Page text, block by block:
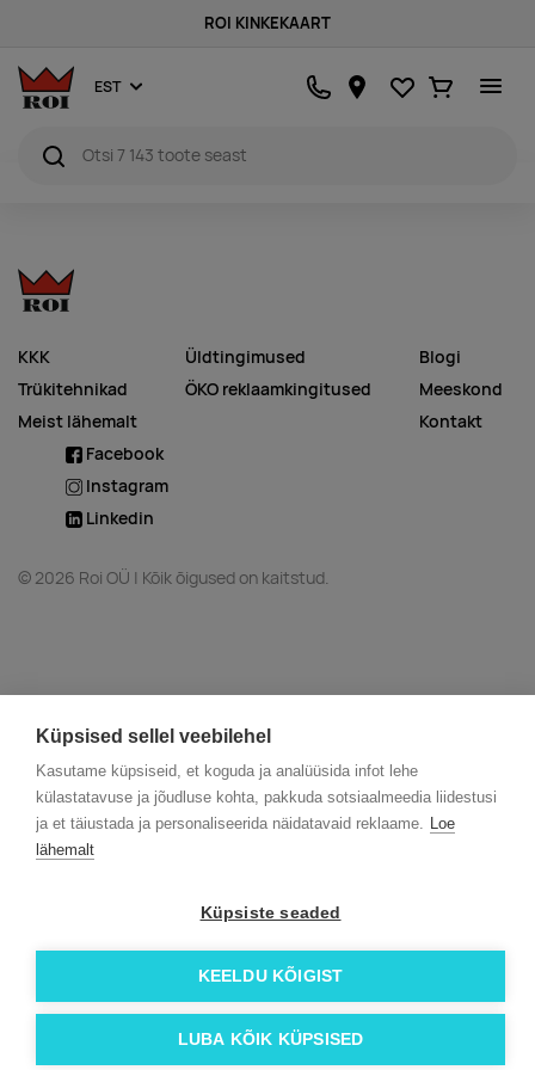
Küpsised sellel veebilehel
Kasutame küpsiseid, et koguda ja analüüsida infot lehe
külastatavuse ja jõudluse kohta, pakkuda sotsiaalmeedia liidestusi
ja et täiustada ja personaliseerida näidatavaid reklaame. Loe
lähemalt
Küpsiste seaded
KEELDU KÕIGIST
LUBA KÕIK KÜPSISED
ROI KINKEKAART
EST Lemmikud
Ostukorv
KKK
Trükitehnikad
Meist lähemalt
Üldtingimused
ÖKO reklaamkingitused
Blogi
Meeskond
Kontakt
Facebook
Instagram
Linkedin
© 2026 Roi OÜ | Kõik õigused on kaitstud.